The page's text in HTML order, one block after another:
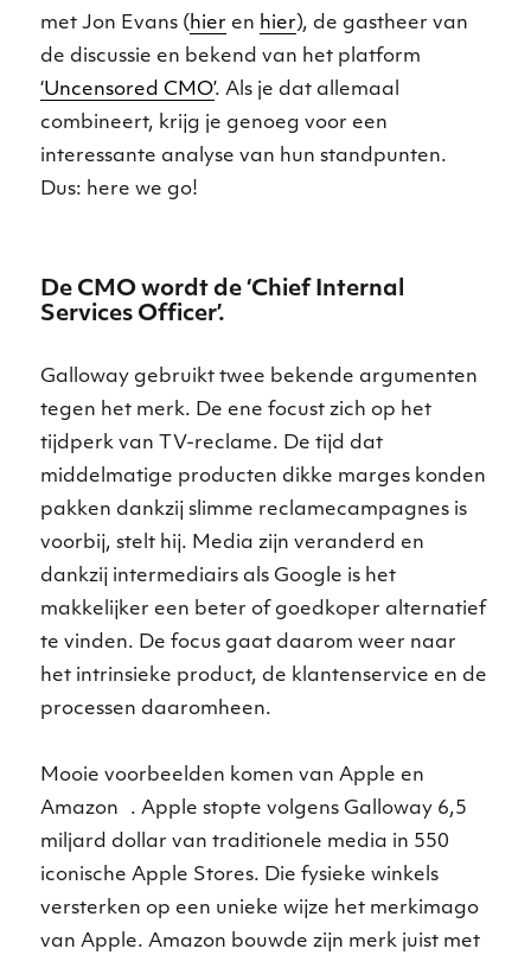
met Jon Evans ( hier en hier), de gastheer van
de discussie en bekend van het platform
‘Uncensored CMO’. Als je dat allemaal
combineert, krijg je genoeg voor een
interessante analyse van hun standpunten.
Dus: here we go!
De CMO wordt de ‘Chief Internal
Services Officer’.
Galloway gebruikt twee bekende argumenten
tegen het merk. De ene focust zich op het
tijdperk van TV-reclame. De tijd dat
middelmatige producten dikke marges konden
pakken dankzij slimme reclamecampagnes is
voorbij, stelt hij. Media zijn veranderd en
dankzij intermediairs als Google is het
makkelijker een beter of goedkoper alternatief
te vinden. De focus gaat daarom weer naar
het intrinsieke product, de klantenservice en de
processen daaromheen.
Mooie voorbeelden komen van Apple en
Amazon . Apple stopte volgens Galloway 6,5
miljard dollar van traditionele media in 550
iconische Apple Stores. Die fysieke winkels
versterken op een unieke wijze het merkimago
van Apple. Amazon bouwde zijn merk juist met